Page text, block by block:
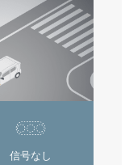
信号なし